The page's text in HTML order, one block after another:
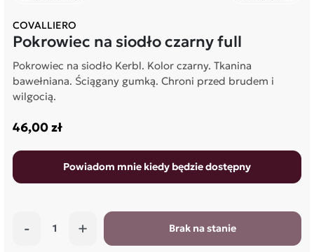
COVALLIERO
Pokrowiec na siodło czarny full
Pokrowiec na siodło Kerbl. Kolor czarny. Tkanina
bawełniana. Ściągany gumką. Chroni przed brudem i
wilgocią.
46,00 zł
Powiadom mnie kiedy będzie dostępny
- + Brak na stanie